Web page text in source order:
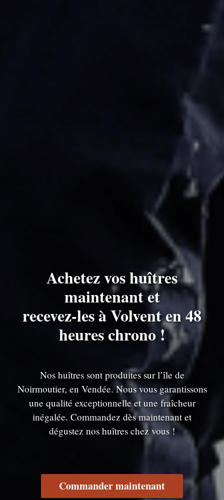
Achetez vos huîtres
maintenant et
recevez-les à Volvent en 48
heures chrono !
Nos huîtres sont produites sur l’île de
Noirmoutier, en Vendée. Nous vous garantissons
une qualité exceptionnelle et une fraîcheur
inégalée. Commandez dès maintenant et
dégustez nos huîtres chez vous !
Commander maintenant